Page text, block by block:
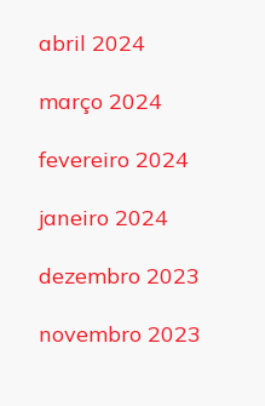
abril 2024
março 2024
fevereiro 2024
janeiro 2024
dezembro 2023
novembro 2023